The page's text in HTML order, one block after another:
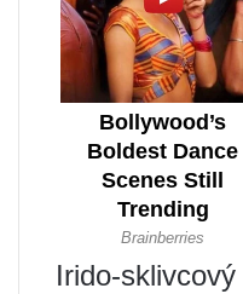
Irido-